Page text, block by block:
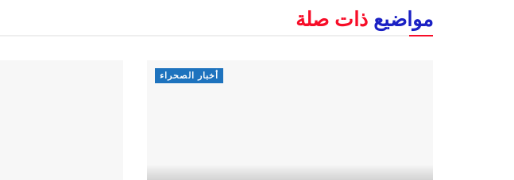
مواضيع ذات صلة
أخبار الصحراء